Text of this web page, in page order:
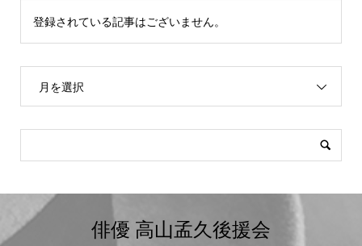
登録されている記事はございません。
月を選択
俳優 高山孟久後援会